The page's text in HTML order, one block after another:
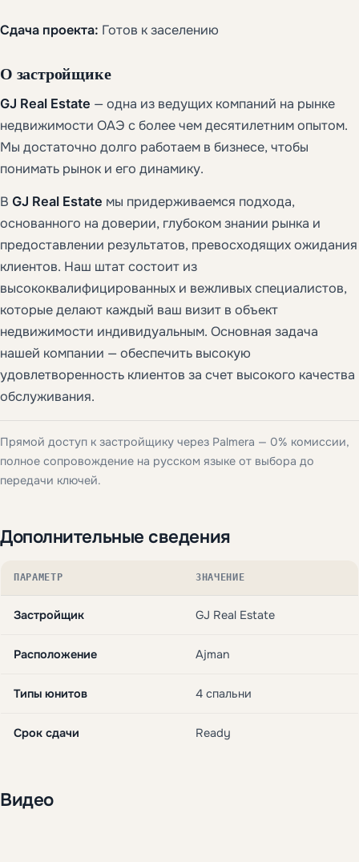
Сдача проекта: Готов к заселению
О застройщике
GJ Real Estate — одна из ведущих компаний на рынке
недвижимости ОАЭ с более чем десятилетним опытом.
Мы достаточно долго работаем в бизнесе, чтобы
понимать рынок и его динамику.
В GJ Real Estate мы придерживаемся подхода,
основанного на доверии, глубоком знании рынка и
предоставлении результатов, превосходящих ожидания
клиентов. Наш штат состоит из
высококвалифицированных и вежливых специалистов,
которые делают каждый ваш визит в объект
недвижимости индивидуальным. Основная задача
нашей компании — обеспечить высокую
удовлетворенность клиентов за счет высокого качества
обслуживания.
Прямой доступ к застройщику через Palmera — 0% комиссии,
полное сопровождение на русском языке от выбора до
передачи ключей.
Дополнительные сведения
ПАРАМЕТР ЗНАЧЕНИЕ
Застройщик GJ Real Estate
Расположение Ajman
Типы юнитов 4 спальни
Срок сдачи Ready
Видео